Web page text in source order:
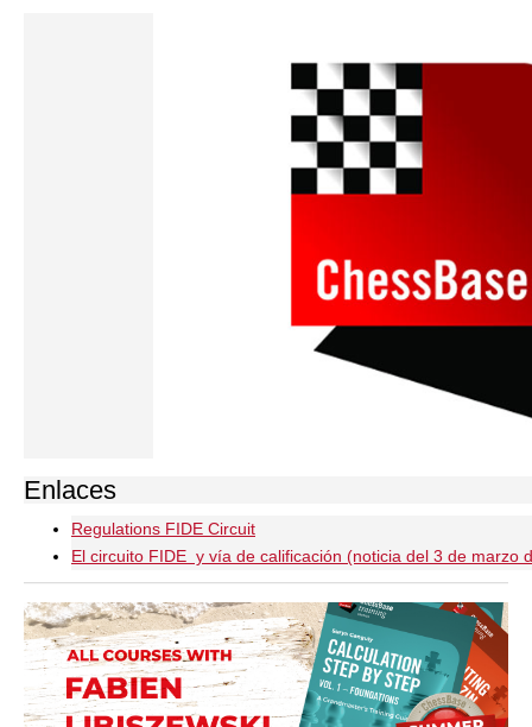
Enlaces
Regulations FIDE Circuit
El circuito FIDE y vía de calificación (noticia del 3 de marzo